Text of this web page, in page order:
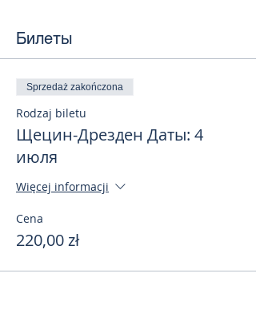
Билеты
Sprzedaż zakończona
Rodzaj biletu
Щецин-Дрезден Даты: 4
июля
Więcej informacji
Cena
220,00 zł